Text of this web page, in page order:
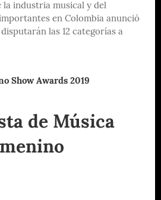
la industria musical y del
en Colombia anunció
las 12 categorías a
Show Awards 2019
de Música